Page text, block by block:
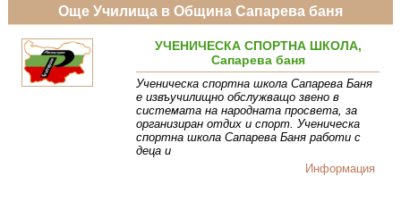
Още Училища в Община Сапарева баня
УЧЕНИЧЕСКА СПОРТНА ШКОЛА,
Сапарева баня
Ученическа спортна школа Сапарева Баня
е извъучилищно обслужващо звено в
системата на народната просвета, за
организиран отдих и спорт. Ученическа
спортна школа Сапарева Баня работи с
деца и
Информация